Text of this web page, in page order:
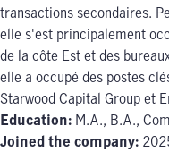
transactions secondaires.
elle s'est principalement
de la côte Est et des
elle a occupé des postes
Starwood Capital Group et
Education: M.A., B.A.,
Joined the company: